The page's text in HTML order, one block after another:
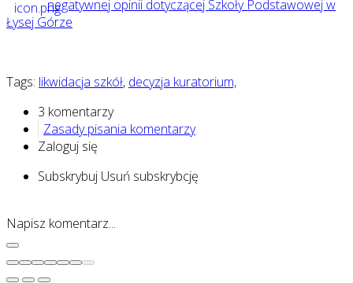
negatywnej opinii dotyczącej Szkoły Podstawowej w
Łysej Górze
Tags: likwidacja szkół, decyzja kuratorium,
3 komentarzy
Zasady pisania komentarzy
Zaloguj się
Subskrybuj Usuń subskrybcję
Napisz komentarz...